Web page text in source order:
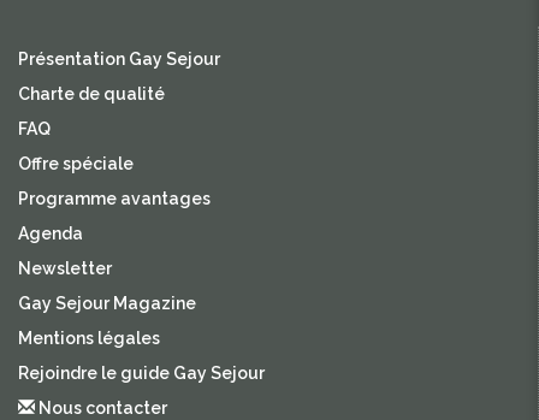
Présentation Gay Sejour
Charte de qualité
FAQ
Offre spéciale
Programme avantages
Agenda
Newsletter
Gay Sejour Magazine
Mentions légales
Rejoindre le guide Gay Sejour
Nous contacter